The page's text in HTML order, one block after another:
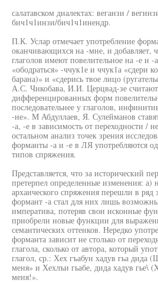
салатавском диалектах: веганзи /
бич1ч1инзи/бич1ч1инендр.
П.К. Услар отмечает употребление
оканчивающихся на -мне, и добавляет,
глаголов имеют повелительное на -е и
«ободраться» -ччук1е и ччук1а «сдери
барана)» и «сдерись твое лицо
А.С. Чикобава, И.И. Церцвад-зе
дифференцированных форм
последовательнее у глаголов,
-не». М Абдуллаев, Я. Сулейманов
-а, -е в зависимость от переходности /
остальном анализ точек зрения
форманты -а и -е в ЛЯ употребляются
типов спряжения.
Представляется, что за исторический
претерпел определенные изменения: а)
архаического спряжения перешли в ряд
формант -а стал для них лишь
императива, потеряв свои исконные
приобрели новые функции для
семантических оттенков. Нередко
форманта зависит не столько от
глагола, сколько от автора, который
глагол, ср.: Хех гъабун хадув гьа дида
меня» и Хехлъи гьабе, дида хадув гье\
меня!».